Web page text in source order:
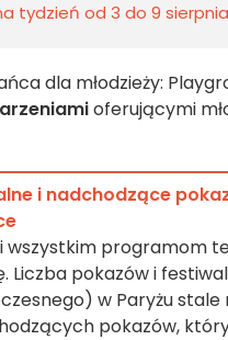
tydzień od 3 do 9
dla młodzieży:
oferującymi
i nadchodzące
wszystkim programom
Liczba pokazów i
w Paryżu
pokazów,